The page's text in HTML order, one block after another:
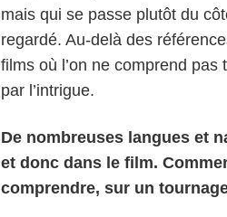
mais qui se passe plutôt du
regardé. Au-delà des
films où l’on ne comprend
par l’intrigue.
De nombreuses langues et
et donc dans le film.
comprendre, sur un